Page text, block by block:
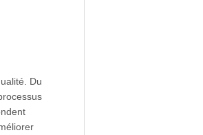
Du